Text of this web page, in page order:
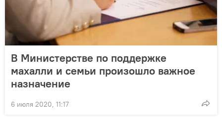
В Министерстве по поддержке
махалли и семьи произошло важное
назначение
6 июля 2020, 11:17